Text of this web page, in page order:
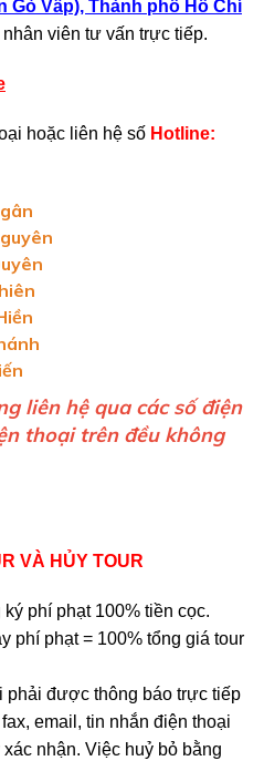
Gò Vấp), Thành phố Hồ Chí
viên tư vấn trực tiếp.
hoặc liên hệ số Hotline:
liên hệ qua các số điện
thoại trên đều không
VÀ HỦY TOUR
phí phạt 100% tiền cọc.
phí phạt = 100% tổng giá tour
phải được thông báo trực tiếp
email, tin nhắn điện thoại
nhận. Việc huỷ bỏ bằng